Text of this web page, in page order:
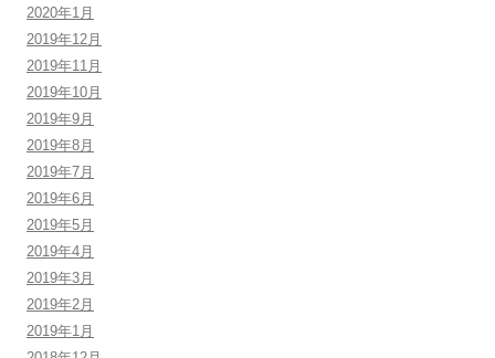
2020年1月
2019年12月
2019年11月
2019年10月
2019年9月
2019年8月
2019年7月
2019年6月
2019年5月
2019年4月
2019年3月
2019年2月
2019年1月